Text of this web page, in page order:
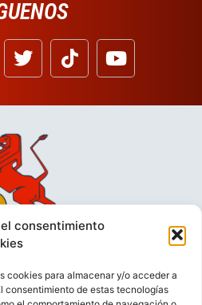
consentimiento
cookies para almacenar y/o acceder a
consentimiento de estas tecnologías